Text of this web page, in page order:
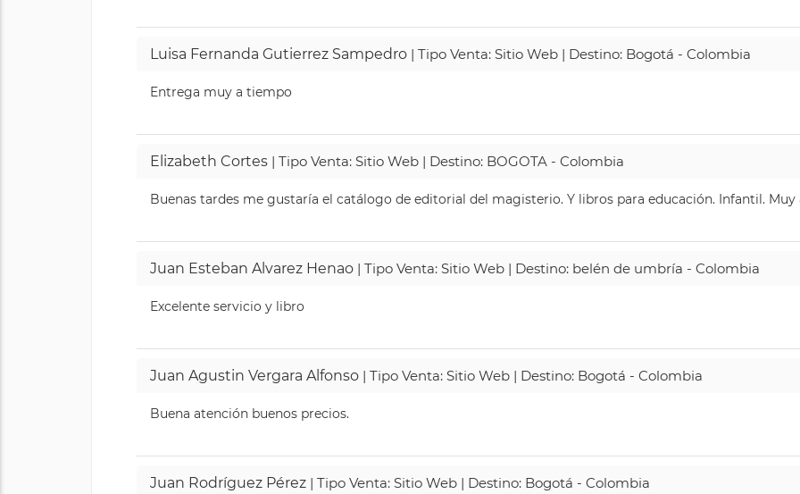
Luisa Fernanda Gutierrez Sampedro | Tipo Venta: Sitio Web | Destino: Bogotá - Colombia
Entrega muy a tiempo
Elizabeth Cortes | Tipo Venta: Sitio Web | Destino: BOGOTA - Colombia
Buenas tardes me gustaría el catálogo de editorial del magisterio. Y libros para educación. Infantil. Muy
Juan Esteban Alvarez Henao | Tipo Venta: Sitio Web | Destino: belén de umbría - Colombia
Excelente servicio y libro
Juan Agustin Vergara Alfonso | Tipo Venta: Sitio Web | Destino: Bogotá - Colombia
Buena atención buenos precios.
Juan Rodríguez Pérez | Tipo Venta: Sitio Web | Destino: Bogotá - Colombia